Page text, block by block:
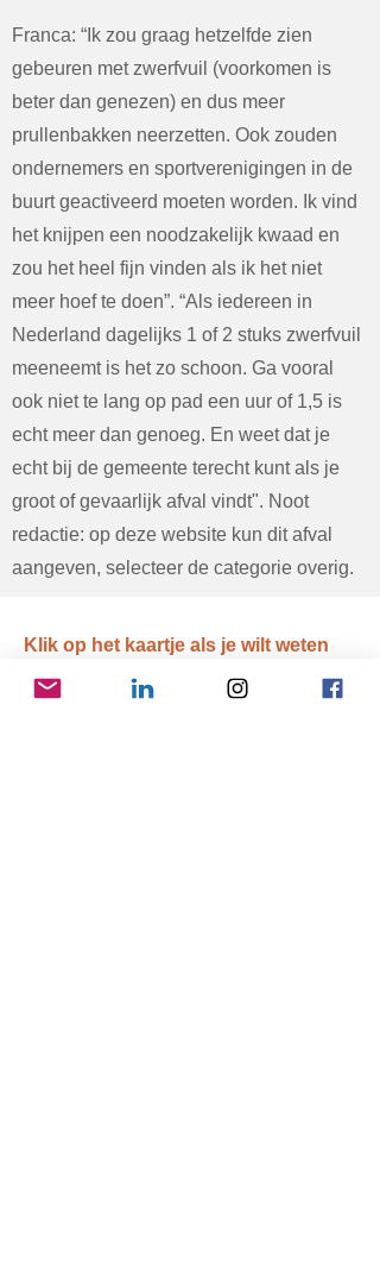
Franca: “Ik zou graag hetzelfde zien
gebeuren met zwerfvuil (voorkomen is
beter dan genezen) en dus meer
prullenbakken neerzetten. Ook zouden
ondernemers en sportverenigingen in de
buurt geactiveerd moeten worden. Ik vind
het knijpen een noodzakelijk kwaad en
zou het heel fijn vinden als ik het niet
meer hoef te doen”. “Als iedereen in
Nederland dagelijks 1 of 2 stuks zwerfvuil
meeneemt is het zo schoon. Ga vooral
ook niet te lang op pad een uur of 1,5 is
echt meer dan genoeg. En weet dat je
echt bij de gemeente terecht kunt als je
groot of gevaarlijk afval vindt". Noot
redactie: op deze website kun dit afval
aangeven, selecteer de categorie overig.
Klik op het kaartje als je wilt weten